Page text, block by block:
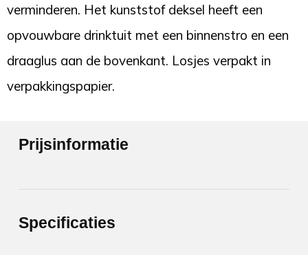
verminderen. Het kunststof deksel heeft een
opvouwbare drinktuit met een binnenstro en een
draaglus aan de bovenkant. Losjes verpakt in
verpakkingspapier.
Prijsinformatie
Specificaties